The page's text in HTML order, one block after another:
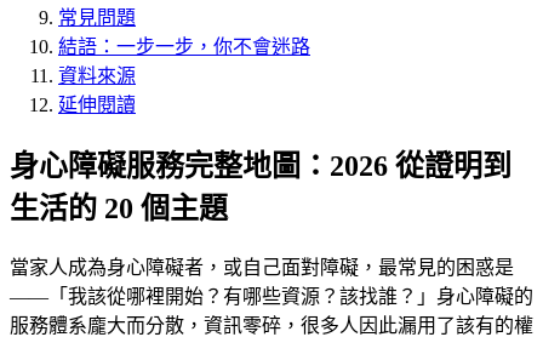
常見問題
結語：一步一步，你不會迷路
資料來源
延伸閱讀
身心障礙服務完整地圖：2026 從證明到
生活的 20 個主題
當家人成為身心障礙者，或自己面對障礙，最常見的困惑是
——「我該從哪裡開始？有哪些資源？該找誰？」身心障礙的
服務體系龐大而分散，資訊零碎，很多人因此漏用了該有的權